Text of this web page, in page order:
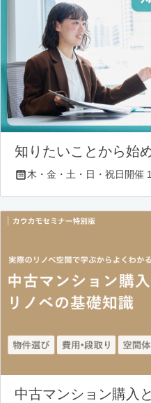
知りたいことから始
中古マンション購入